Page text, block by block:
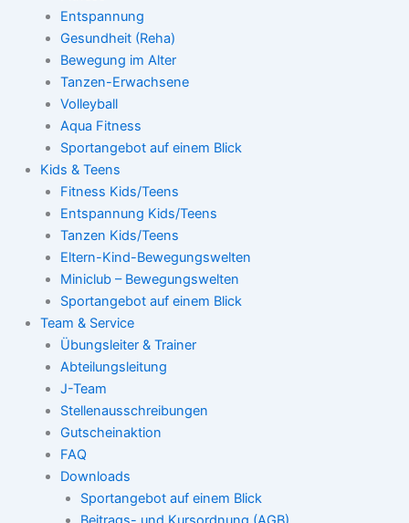
Entspannung
Gesundheit (Reha)
Bewegung im Alter
Tanzen-Erwachsene
Volleyball
Aqua Fitness
Sportangebot auf einem Blick
Kids & Teens
Fitness Kids/Teens
Entspannung Kids/Teens
Tanzen Kids/Teens
Eltern-Kind-Bewegungswelten
Miniclub – Bewegungswelten
Sportangebot auf einem Blick
Team & Service
Übungsleiter & Trainer
Abteilungsleitung
J-Team
Stellenausschreibungen
Gutscheinaktion
FAQ
Downloads
Sportangebot auf einem Blick